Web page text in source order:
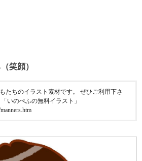
笑顔）
たちのイラスト素材です。 ぜひご利用下さ
いのぺふの無料イラスト」